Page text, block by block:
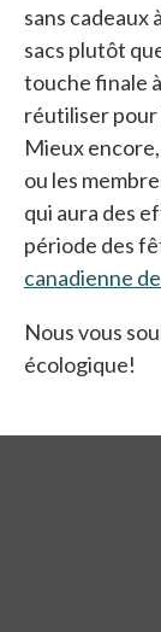
sans cadeaux
sacs plutôt
touche finale
réutiliser pour
Mieux
ou les
qui aura des
période des
canadienne
Nous vous
écologique!